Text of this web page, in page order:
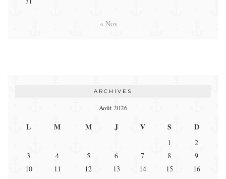
« Nov
ARCHIVES
Août 2026
L M M J V S D
1
2
3
4 5 6 7 8
9
10
11 12 13 14 15
16